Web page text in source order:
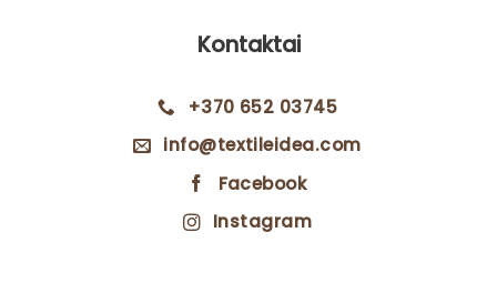
Kontaktai
+370 652 03745
info@textileidea.com
Facebook
Instagram